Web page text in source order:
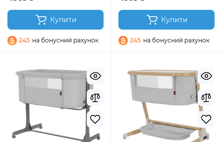
Купити
245 на бонусний рахунок
Купити
245 на бонусний рахунок